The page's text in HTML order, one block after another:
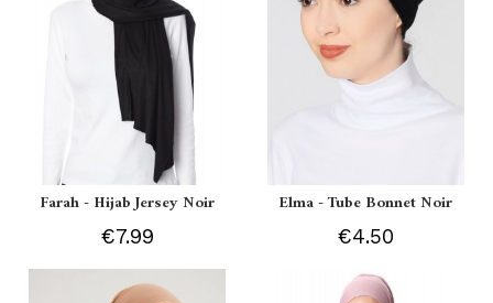
Farah - Hijab Jersey Noir
€7.99
Elma - Tube Bonnet Noir
€4.50